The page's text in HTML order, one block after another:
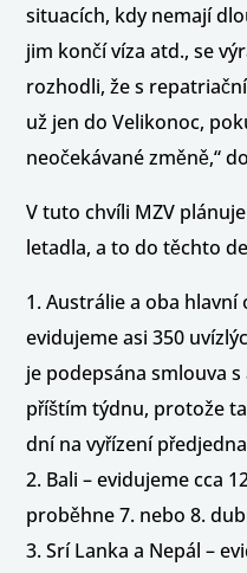
situacích, kdy nemají
jim končí víza atd., se
rozhodli, že s
už jen do Velikonoc,
neočekávané změně,“
V tuto chvíli MZV
letadla, a to do těchto
1. Austrálie a oba
evidujeme asi 350
je podepsána smlouva
příštím týdnu, protože
dní na vyřízení
2. Bali – evidujeme cca
proběhne 7. nebo 8.
3. Srí Lanka a Nepál –